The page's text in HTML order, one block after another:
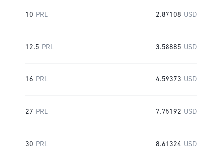
10 PRL 2.87108 USD
12.5 PRL 3.58885 USD
16 PRL 4.59373 USD
27 PRL 7.75192 USD
30 PRL 8.61324 USD